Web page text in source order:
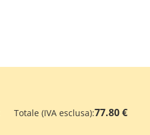
Totale (IVA esclusa):77.80 €